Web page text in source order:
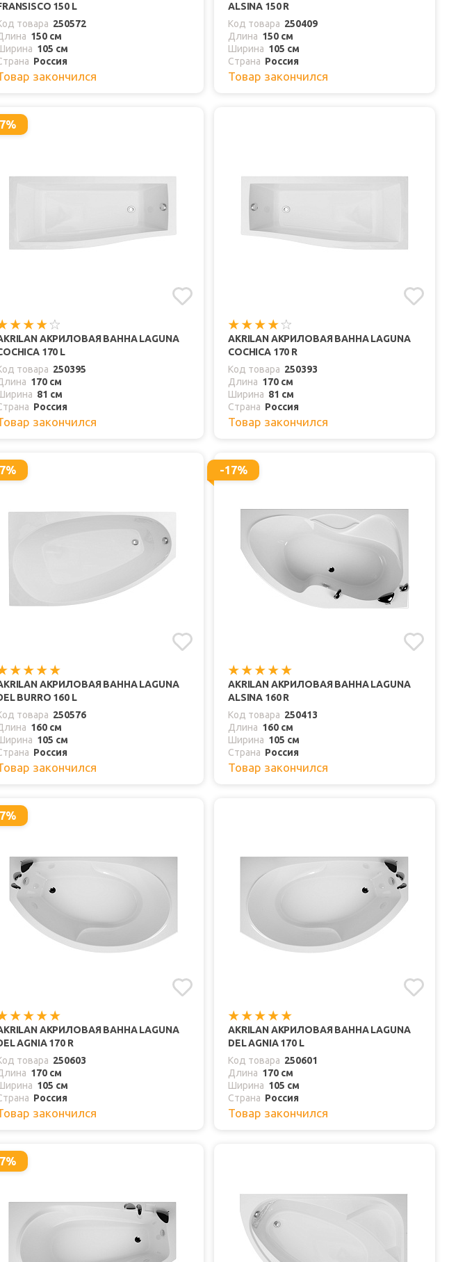
150 L
товара 250572
150 см
105 см
Россия
закончился
ALSINA 150 R
Код товара 250409
Длина 150 см
Ширина 105 см
Страна Россия
Товар закончился
АКРИЛОВАЯ ВАННА LAGUNA
170 L
товара 250395
170 см
81 см
Россия
закончился
AKRILAN АКРИЛОВАЯ ВАННА LAGUNA
COCHICA 170 R
Код товара 250393
Длина 170 см
Ширина 81 см
Страна Россия
Товар закончился
АКРИЛОВАЯ ВАННА LAGUNA
BURRO 160 L
товара 250576
160 см
105 см
Россия
закончился
-17%
AKRILAN АКРИЛОВАЯ ВАННА LAGUNA
ALSINA 160 R
Код товара 250413
Длина 160 см
Ширина 105 см
Страна Россия
Товар закончился
АКРИЛОВАЯ ВАННА LAGUNA
AGNIA 170 R
товара 250603
170 см
105 см
Россия
закончился
AKRILAN АКРИЛОВАЯ ВАННА LAGUNA
DEL AGNIA 170 L
Код товара 250601
Длина 170 см
Ширина 105 см
Страна Россия
Товар закончился